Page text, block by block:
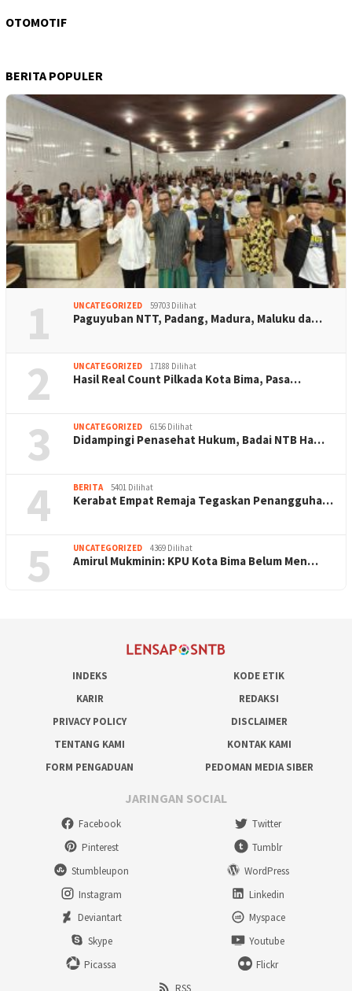
OTOMOTIF
BERITA POPULER
1 UNCATEGORIZED 59703 Dilihat
Paguyuban NTT, Padang, Madura, Maluku da…
2 UNCATEGORIZED 17188 Dilihat
Hasil Real Count Pilkada Kota Bima, Pasa…
3 UNCATEGORIZED 6156 Dilihat
Didampingi Penasehat Hukum, Badai NTB Ha…
4 BERITA 5401 Dilihat
Kerabat Empat Remaja Tegaskan Penangguha…
5 UNCATEGORIZED 4369 Dilihat
Amirul Mukminin: KPU Kota Bima Belum Men…
INDEKS
KODE ETIK
KARIR
REDAKSI
PRIVACY POLICY
DISCLAIMER
TENTANG KAMI
KONTAK KAMI
FORM PENGADUAN
PEDOMAN MEDIA SIBER
JARINGAN SOCIAL
Facebook
Twitter
Pinterest
Tumblr
Stumbleupon
WordPress
Instagram
Linkedin
Deviantart
Myspace
Skype
Youtube
Picassa
Flickr
RSS